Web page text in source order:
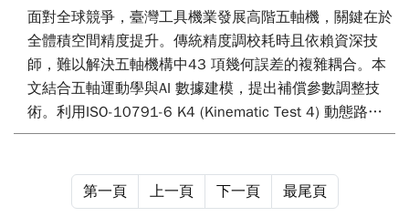
致開發週期過長且成本高昂。本研究提出「物理導向零樣
本整體式學習」（Physics-guided Zero-Shot Ensemble
Learning）AI 技術，能利用既有材料知識推論新材料參
數，解決跨材料特性預測問題，成功減少超過50% 的模
擬與試驗次數。同時透過遷移學習（Transfer
Learning），以少量真實數據進行模型補償，使模型預測
效率與精度。
面對全球競爭，臺灣工具機業發展高階五軸機，關鍵在於
全體積空間精度提升。傳統精度調校耗時且依賴資深技
師，難以解決五軸機構中43 項幾何誤差的複雜耦合。本
文結合五軸運動學與AI 數據建模，提出補償參數調整技
術。利用ISO-10791-6 K4 (Kinematic Test 4) 動態路徑
測試和雷射量測儀，採集刀具中心點動態誤差數據與控制
機構鏈誤差參數，包含XOC（X 軸對C 軸的偏心誤差，X-
coordinate of Origin of C-axis）、YOC（Y 軸對C 軸的偏
第一頁 上一頁 下一頁 最尾頁